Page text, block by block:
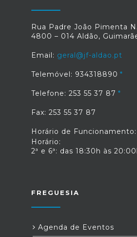
Rua Padre João Pimenta
4800 – 014 Aldão,
Email: geral@jf-aldao.pt
Telemóvel: 934318890
Telefone: 253 55 37 87
Fax: 253 55 37 87
Horário de Funcionamento:
Horário:
2ª e 6ª: das 18:30h às
FREGUESIA
Agenda de Eventos